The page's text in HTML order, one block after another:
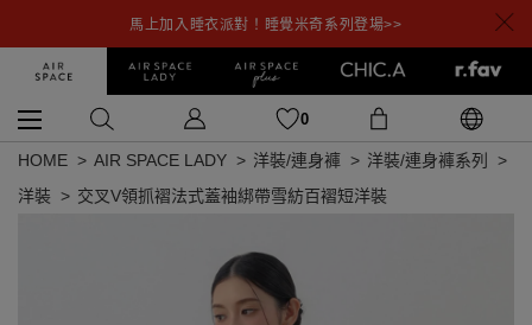
馬上加入睡衣派對！睡覺米奇系列登場>>
0
HOME AIR SPACE LADY 洋裝/連身褲
洋裝/連身褲系列
洋裝
交叉V領抓褶法式蓋袖綁帶雪紡百褶短洋裝